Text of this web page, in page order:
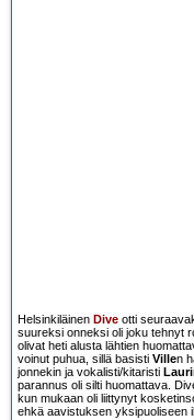
Helsinkiläinen Dive otti
suureksi onneksi oli joku tehnyt
olivat heti alusta lähtien
voinut puhua, sillä basisti Villen
jonnekin ja vokalisti/kitaristi Lauri
parannus oli silti huomattava.
kun mukaan oli liittynyt
ehkä aavistuksen yksipuoliseen